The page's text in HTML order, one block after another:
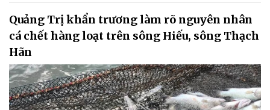
Quảng Trị khẩn trương làm rõ nguyên nhân
cá chết hàng loạt trên sông Hiếu, sông Thạch
Hãn